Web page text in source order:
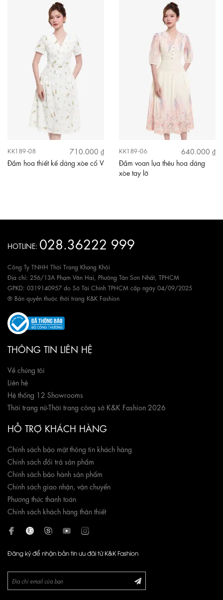
KK189-08
710.000 ₫
Đầm hoa thiết kế dáng xòe cổ V
KK189-06
640.000 ₫
Đầm voan lụa thêu hoa dáng
xòe tay lỡ
HOTLINE: 028.36222 999
Công Ty TNHH Thời Trang Khang Khôi
Địa chỉ: 256/13A Phạm Văn Hai, Phường Tân Sơn Nhất, TPHCM
GPKD: 0319140957 do Sở Tài Chính TPHCM cấp ngày 04/09/2025
® Bản quyền thuộc thời trang K&K Fashion
THÔNG TIN LIÊN HỆ
Về chúng tôi
Liên hệ
Hệ thống 12 Showrooms
Thời trang nữ-Thời trang công sở K&K Fashion 2026
HỖ TRỢ KHÁCH HÀNG
Chính sách bảo mật thông tin khách hàng
Chính sách đổi trả sản phẩm
Chính sách bảo hành sản phẩm
Chính sách giao nhận, vận chuyển
Phương thức thanh toán
Chính sách khách hàng thân thiết
Đăng ký để nhận bản tin ưu đãi từ K&K Fashion